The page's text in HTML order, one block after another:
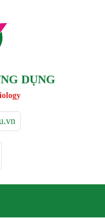
DỤNG